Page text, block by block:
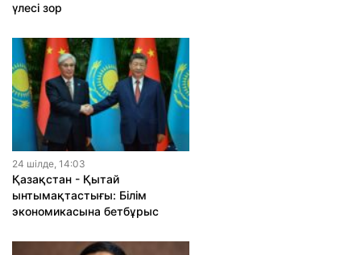
үлесі зор
24 шiлде, 14:03
Қазақстан - Қытай
ынтымақтастығы: Білім
экономикасына бетбұрыс